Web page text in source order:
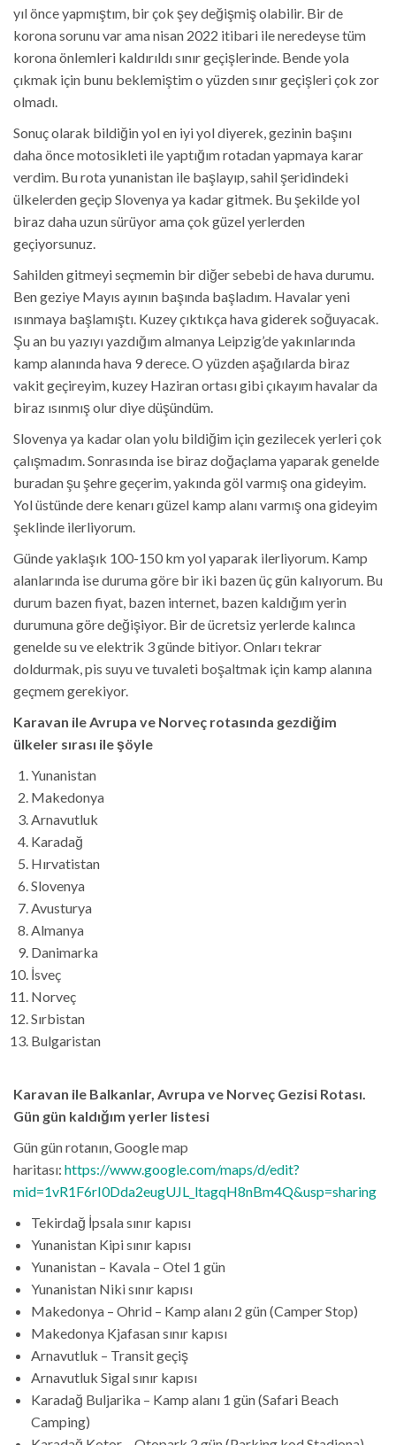
yıl önce yapmıştım, bir çok şey değişmiş olabilir. Bir de
korona sorunu var ama nisan 2022 itibari ile neredeyse tüm
korona önlemleri kaldırıldı sınır geçişlerinde. Bende yola
çıkmak için bunu beklemiştim o yüzden sınır geçişleri çok zor
olmadı.
Sonuç olarak bildiğin yol en iyi yol diyerek, gezinin başını
daha önce motosikleti ile yaptığım rotadan yapmaya karar
verdim. Bu rota yunanistan ile başlayıp, sahil şeridindeki
ülkelerden geçip Slovenya ya kadar gitmek. Bu şekilde yol
biraz daha uzun sürüyor ama çok güzel yerlerden
geçiyorsunuz.
Sahilden gitmeyi seçmemin bir diğer sebebi de hava durumu.
Ben geziye Mayıs ayının başında başladım. Havalar yeni
ısınmaya başlamıştı. Kuzey çıktıkça hava giderek soğuyacak.
Şu an bu yazıyı yazdığım almanya Leipzig’de yakınlarında
kamp alanında hava 9 derece. O yüzden aşağılarda biraz
vakit geçireyim, kuzey Haziran ortası gibi çıkayım havalar da
biraz ısınmış olur diye düşündüm.
Slovenya ya kadar olan yolu bildiğim için gezilecek yerleri çok
çalışmadım. Sonrasında ise biraz doğaçlama yaparak genelde
buradan şu şehre geçerim, yakında göl varmış ona gideyim.
Yol üstünde dere kenarı güzel kamp alanı varmış ona gideyim
şeklinde ilerliyorum.
Günde yaklaşık 100-150 km yol yaparak ilerliyorum. Kamp
alanlarında ise duruma göre bir iki bazen üç gün kalıyorum. Bu
durum bazen fiyat, bazen internet, bazen kaldığım yerin
durumuna göre değişiyor. Bir de ücretsiz yerlerde kalınca
genelde su ve elektrik 3 günde bitiyor. Onları tekrar
doldurmak, pis suyu ve tuvaleti boşaltmak için kamp alanına
geçmem gerekiyor.
Karavan ile Avrupa ve Norveç rotasında gezdiğim
ülkeler sırası ile şöyle
Yunanistan
Makedonya
Arnavutluk
Karadağ
Hırvatistan
Slovenya
Avusturya
Almanya
Danimarka
İsveç
Norveç
Sırbistan
Bulgaristan
Karavan ile Balkanlar, Avrupa ve Norveç Gezisi Rotası.
Gün gün kaldığım yerler listesi
Gün gün rotanın, Google map
haritası: https://www.google.com/maps/d/edit?
mid=1vR1F6rI0Dda2eugUJL_ltagqH8nBm4Q&usp=sharing
Tekirdağ İpsala sınır kapısı
Yunanistan Kipi sınır kapısı
Yunanistan – Kavala – Otel 1 gün
Yunanistan Niki sınır kapısı
Makedonya – Ohrid – Kamp alanı 2 gün (Camper Stop)
Makedonya Kjafasan sınır kapısı
Arnavutluk – Transit geçiş
Arnavutluk Sigal sınır kapısı
Karadağ Buljarika – Kamp alanı 1 gün (Safari Beach
Camping)